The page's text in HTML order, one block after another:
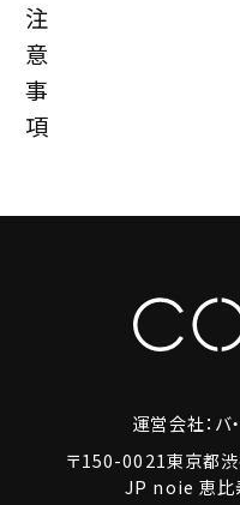
注
意
事
項
運営会社：バ
〒150-0021東京都
JP noie 恵